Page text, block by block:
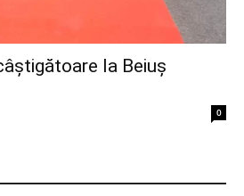
la Beiuș
0